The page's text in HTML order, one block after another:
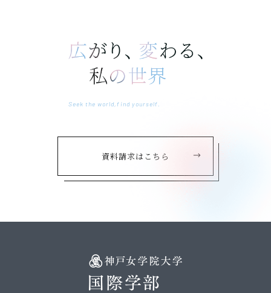
Seek the world,find yourself.
資料請求はこちら